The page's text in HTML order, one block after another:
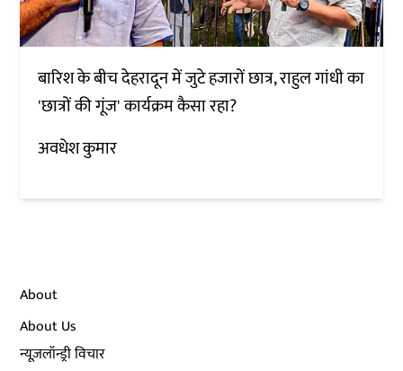
बारिश के बीच देहरादून में जुटे हजारों छात्र, राहुल गांधी का
'छात्रों की गूंज' कार्यक्रम कैसा रहा?
अवधेश कुमार
About
About Us
न्यूज़लॉन्ड्री विचार